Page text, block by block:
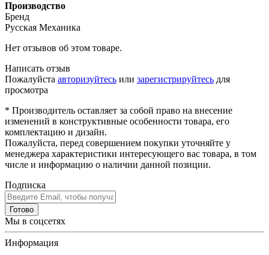
Производство
Бренд
Русская Механика
Нет отзывов об этом товаре.
Написать отзыв
Пожалуйста авторизуйтесь или зарегистрируйтесь для
просмотра
* Производитель оставляет за собой право на внесение
изменений в конструктивные особенности товара, его
комплектацию и дизайн.
Пожалуйста, перед совершением покупки уточняйте у
менеджера характеристики интересующего вас товара, в том
числе и информацию о наличии данной позиции.
Подписка
Готово
Мы в соцсетях
Информация